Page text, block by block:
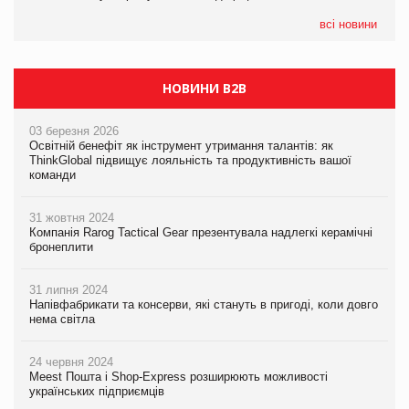
всі новини
EVA.UA запустила кампанію «Хто б знав» про асортимент,
НОВИНИ B2B
03 березня 2026
Освітній бенефіт як інструмент утримання талантів: як
ThinkGlobal підвищує лояльність та продуктивність вашої
команди
31 жовтня 2024
Компанія Rarog Tactical Gear презентувала надлегкі керамічні
бронеплити
31 липня 2024
Напівфабрикати та консерви, які стануть в пригоді, коли довго
нема світла
24 червня 2024
Meest Пошта і Shop-Express розширюють можливості
українських підприємців